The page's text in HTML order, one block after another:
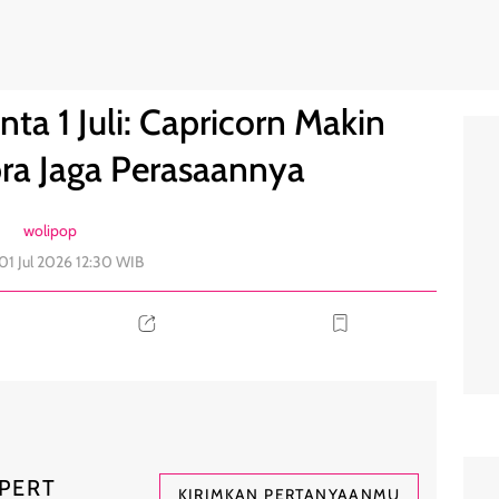
1 Juli: Capricorn Makin
Jaga Perasaannya
wolipop
Jul 2026 12:30 WIB
KIRIMKAN PERTANYAANMU